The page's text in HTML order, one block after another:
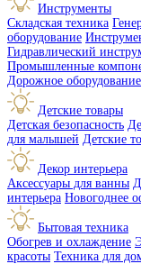
Инструменты
Складская техника
оборудование
Гидравлический
Промышленные
Дорожное оборудование
Детские товары
Детская безопасность
для малышей Детские
Декор интерьера
Аксессуары для ванны
интерьера Новогоднее
Бытовая техника
Обогрев и охлаждение
красоты Техника для